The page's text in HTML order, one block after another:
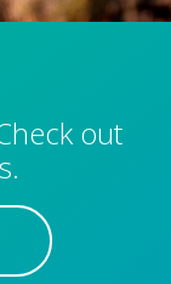
out